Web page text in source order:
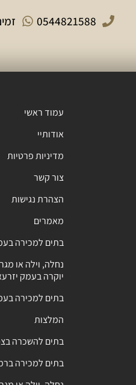
0544821588
עמוד ראשי
אודותיי
מדיניות פרטיות
צור קשר
הצהרת נגישות
מאמרים
בתים למכירה
נחלה, וילה או
יוקרה בעמק
בתים למכירה
המלצות
בתים להשכרה
בתים למכירה